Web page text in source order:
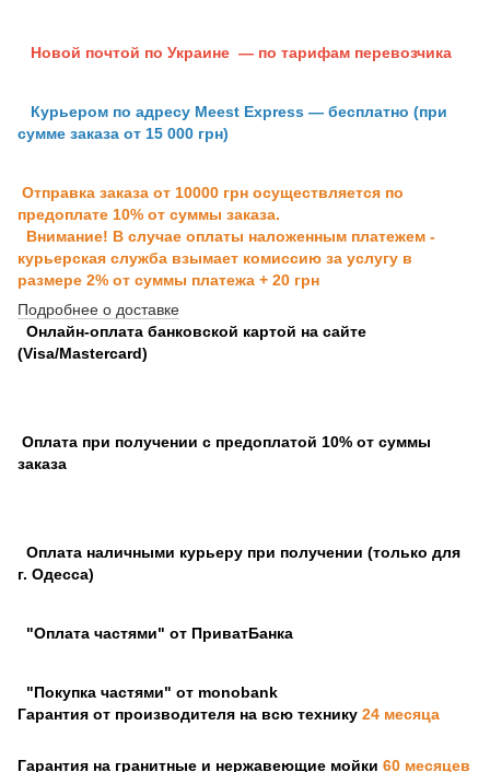
Новой почтой по Украине — по тарифам перевозчика
Курьером по адресу Meest Express — бесплатно (при
сумме заказа от 15 000 грн)
Отправка заказа от 10000 грн осуществляется по
предоплате 10% от суммы заказа.
Внимание! В случае оплаты наложенным платежем -
курьерская служба взымает комиссию за услугу в
размере 2% от суммы платежа + 20 грн
Подробнее о доставке
Онлайн-оплата банковской картой на сайте
(Visa/Mastercard)
Оплата при получении с предоплатой 10% от суммы
заказа
Оплата наличными курьеру при получении (только для
г. Одесса)
"Оплата частями" от ПриватБанка
"Покупка частями" от monobank
Гарантия от производителя на всю технику 24 месяца
Гарантия на гранитные и нержавеющие мойки 60 месяцев